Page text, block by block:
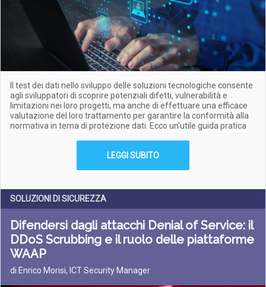
Il test dei dati nello sviluppo delle soluzioni tecnologiche consente
agli sviluppatori di scoprire potenziali difetti, vulnerabilità e
limitazioni nei loro progetti, ma anche di effettuare una efficace
valutazione del loro trattamento per garantire la conformità alla
normativa in tema di protezione dati. Ecco un’utile guida pratica
LEGGI SUBITO
SOLUZIONI DI SICUREZZA
Difendersi dagli attacchi Denial of Service: il
DDoS Scrubbing e il ruolo delle piattaforme
WAAP
di Enrico Morisi, ICT Security Manager